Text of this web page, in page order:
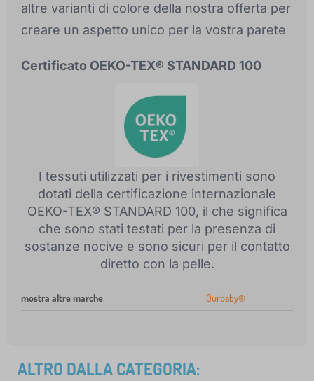
altre varianti di colore della nostra offerta per
creare un aspetto unico per la vostra parete
Certificato OEKO-TEX® STANDARD 100
I tessuti utilizzati per i rivestimenti sono
dotati della certificazione internazionale
OEKO-TEX® STANDARD 100, il che significa
che sono stati testati per la presenza di
sostanze nocive e sono sicuri per il contatto
diretto con la pelle.
mostra altre marche: Ourbaby®
ALTRO DALLA CATEGORIA: